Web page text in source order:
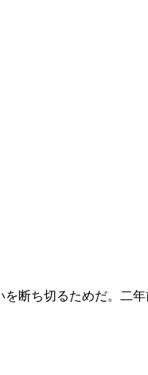
断ち切るためだ。二